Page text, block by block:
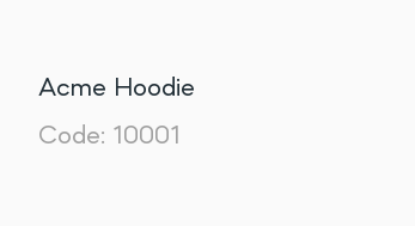
Acme Hoodie
Code: 10001